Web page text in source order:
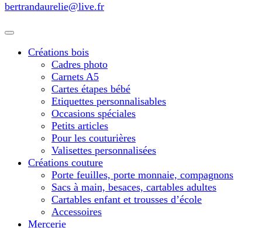
bertrandaurelie@live.fr
Créations bois
Cadres photo
Carnets A5
Cartes étapes bébé
Etiquettes personnalisables
Occasions spéciales
Petits articles
Pour les couturières
Valisettes personnalisées
Créations couture
Porte feuilles, porte monnaie, compagnons
Sacs à main, besaces, cartables adultes
Cartables enfant et trousses d’école
Accessoires
Mercerie